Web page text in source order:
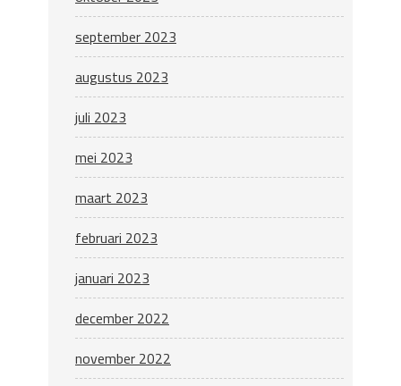
september 2023
augustus 2023
juli 2023
mei 2023
maart 2023
februari 2023
januari 2023
december 2022
november 2022